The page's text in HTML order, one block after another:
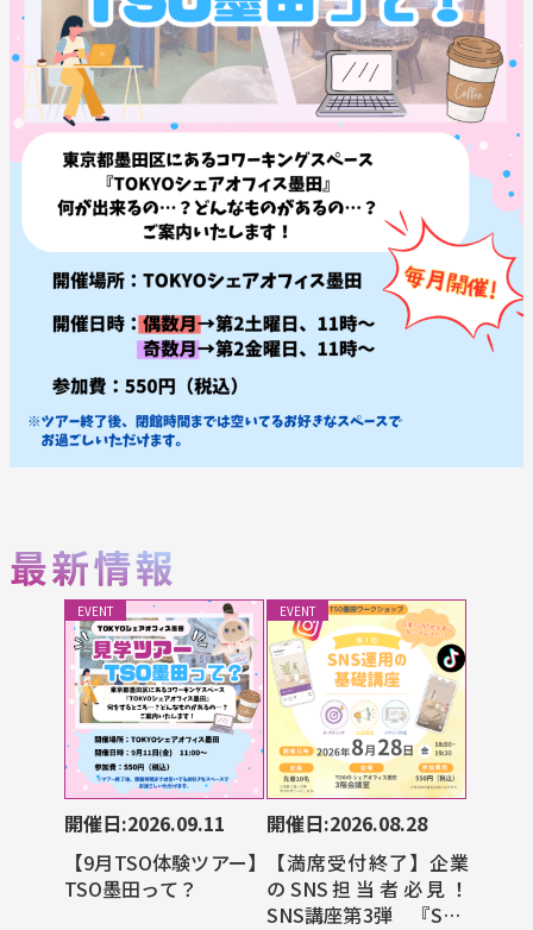
EVENT
【9月TSO体験ツアー】
TSO墨田って？
開催日:2026.09.11
EVENT
【満席受付終了】企業
のSNS担当者必見！
SNS講座第3弾 『SNS
開催日:2026.08.28